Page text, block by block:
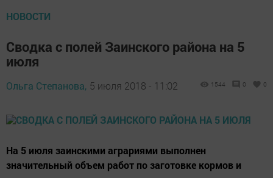
НОВОСТИ
Сводка с полей Заинского района на 5
июля
Ольга Степанова, 5 июля 2018 - 11:02 1544 0 0
На 5 июля заинскими аграриями выполнен
значительный объем работ по заготовке кормов и